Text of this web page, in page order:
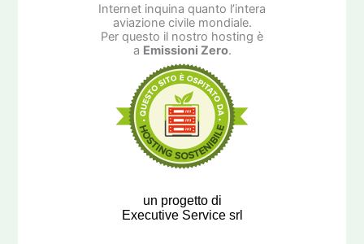
Internet inquina quanto l’intera
aviazione civile mondiale.
Per questo il nostro hosting è
a Emissioni Zero.
un progetto di
Executive Service srl